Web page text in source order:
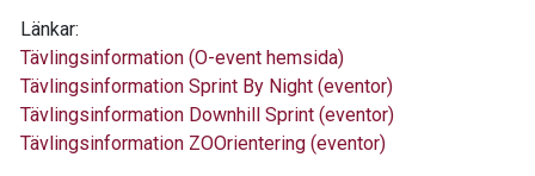
Länkar:
Tävlingsinformation (O-event hemsida)
Tävlingsinformation Sprint By Night (eventor)
Tävlingsinformation Downhill Sprint (eventor)
Tävlingsinformation ZOOrientering (eventor)